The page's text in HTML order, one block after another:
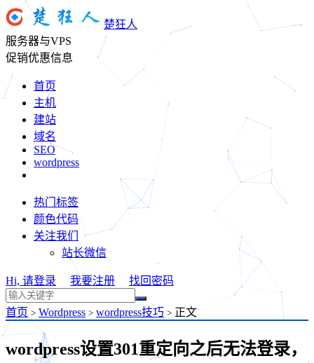
楚狂人
服务器与VPS
促销优惠信息
首页
主机
建站
域名
SEO
wordpress
热门标签
颜色代码
关注我们
站长微信
Hi, 请登录 我要注册 找回密码
首页 > Wordpress > wordpress技巧 > 正文
wordpress设置301重定向之后无法登录，